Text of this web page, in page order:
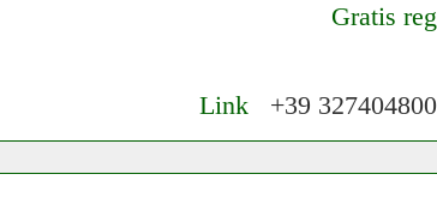
Gratis
per Lavoro nel Network
Link+39